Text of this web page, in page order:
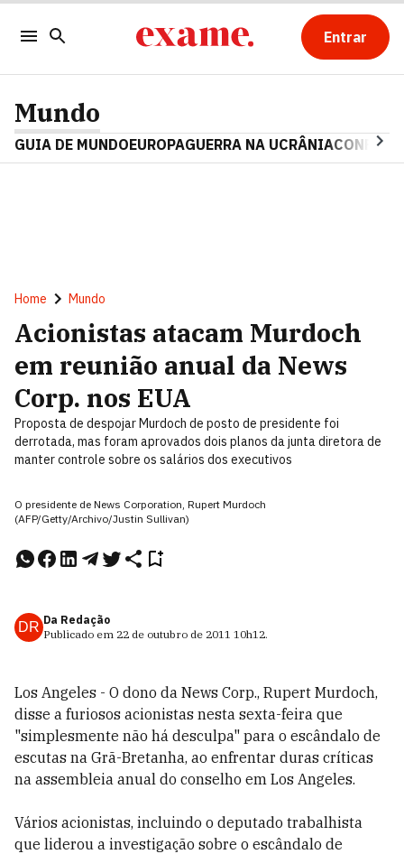
Entrar
Mundo
GUIA DE MUNDOEUROPAGUERRA NA UCRÂNIA
Home Mundo
Acionistas atacam Murdoch
em reunião anual da News
Corp. nos EUA
Proposta de despojar Murdoch de posto de presidente foi
derrotada, mas foram aprovados dois planos da junta diretora de
manter controle sobre os salários dos executivos
O presidente de News Corporation, Rupert Murdoch
(AFP/Getty/Archivo/Justin Sullivan)
DR Da Redação
Publicado em 22 de outubro de 2011 10h12.
Los Angeles - O dono da News Corp., Rupert Murdoch,
disse a furiosos acionistas nesta sexta-feira que
"simplesmente não há desculpa" para o escândalo de
escutas na Grã-Bretanha, ao enfrentar duras críticas
na assembleia anual do conselho em Los Angeles.
Vários acionistas, incluindo o deputado trabalhista
que liderou a investigação sobre o escândalo de